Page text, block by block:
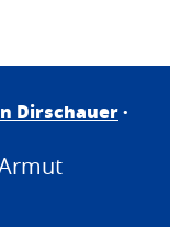
Dirschauer·